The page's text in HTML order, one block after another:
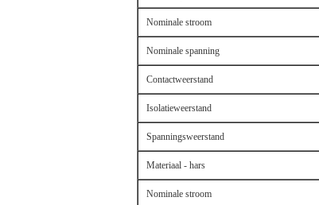
Nominale stroom
Nominale spanning
Contactweerstand
Isolatieweerstand
Spanningsweerstand
Materiaal - hars
Nominale stroom